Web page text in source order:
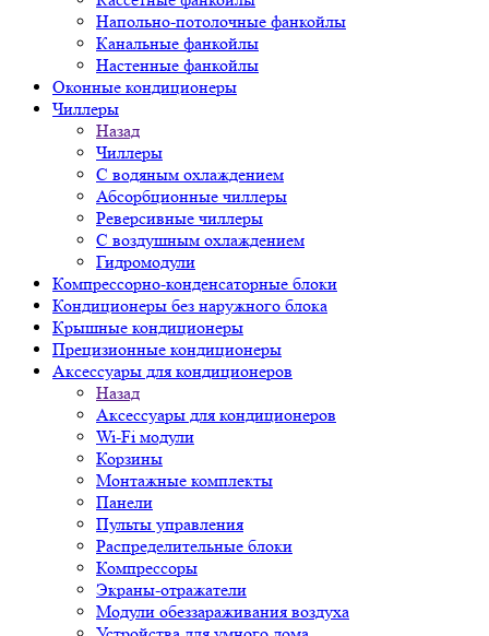
Напольно-потолочные фанкойлы
Канальные фанкойлы
Настенные фанкойлы
Оконные кондиционеры
Чиллеры
Назад
Чиллеры
С водяным охлаждением
Абсорбционные чиллеры
Реверсивные чиллеры
С воздушным охлаждением
Гидромодули
Компрессорно-конденсаторные блоки
Кондиционеры без наружного блока
Крышные кондиционеры
Прецизионные кондиционеры
Аксессуары для кондиционеров
Назад
Аксессуары для кондиционеров
Wi-Fi модули
Корзины
Монтажные комплекты
Панели
Пульты управления
Распределительные блоки
Компрессоры
Экраны-отражатели
Модули обеззараживания воздуха